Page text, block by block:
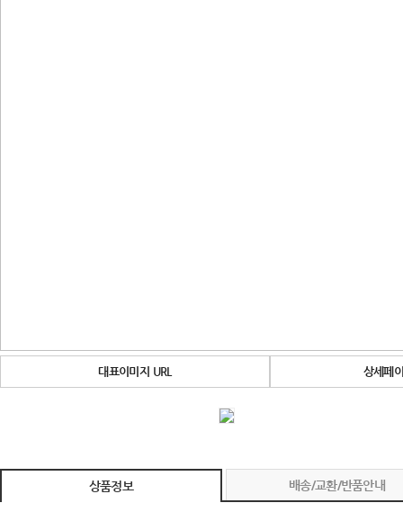
대표이미지 URL 상세페
상품정보 배송/교환/반품안내